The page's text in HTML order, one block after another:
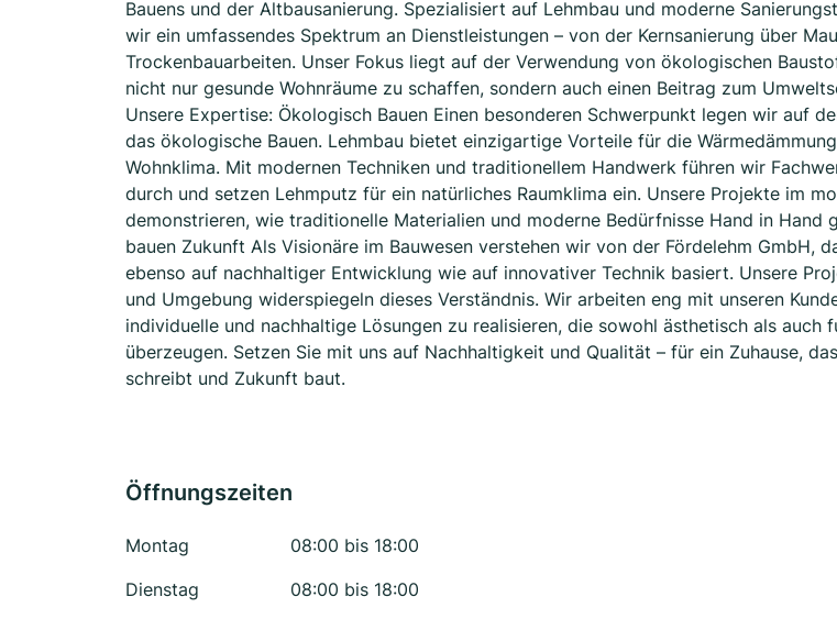
Bauens und der Altbausanierung. Spezialisiert auf Lehmbau und moderne
wir ein umfassendes Spektrum an Dienstleistungen – von der Kernsanierung über
Trockenbauarbeiten. Unser Fokus liegt auf der Verwendung von ökologischen
nicht nur gesunde Wohnräume zu schaffen, sondern auch einen Beitrag zum
Unsere Expertise: Ökologisch Bauen Einen besonderen Schwerpunkt legen wir auf
das ökologische Bauen. Lehmbau bietet einzigartige Vorteile für die
Wohnklima. Mit modernen Techniken und traditionellem Handwerk führen wir
durch und setzen Lehmputz für ein natürliches Raumklima ein. Unsere Projekte im
demonstrieren, wie traditionelle Materialien und moderne Bedürfnisse Hand in Hand
bauen Zukunft Als Visionäre im Bauwesen verstehen wir von der Fördelehm GmbH,
ebenso auf nachhaltiger Entwicklung wie auf innovativer Technik basiert. Unsere
und Umgebung widerspiegeln dieses Verständnis. Wir arbeiten eng mit unseren
individuelle und nachhaltige Lösungen zu realisieren, die sowohl ästhetisch als auch
überzeugen. Setzen Sie mit uns auf Nachhaltigkeit und Qualität – für ein Zuhause,
schreibt und Zukunft baut.
Öffnungszeiten
Montag
08:00 bis 18:00
Dienstag
08:00 bis 18:00